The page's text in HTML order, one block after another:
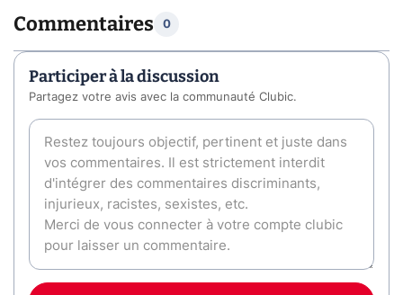
Commentaires 0
Participer à la discussion
Partagez votre avis avec la communauté Clubic.